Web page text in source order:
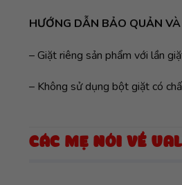
HƯỚNG DẪN BẢO QUẢN
– Giặt riêng sản phẩm với lần
– Không sử dụng bột giặt có
CÁC MẸ NÓI VỀ